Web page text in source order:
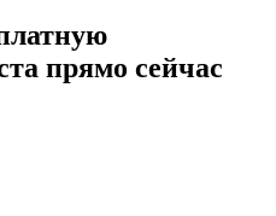
прямо сейчас